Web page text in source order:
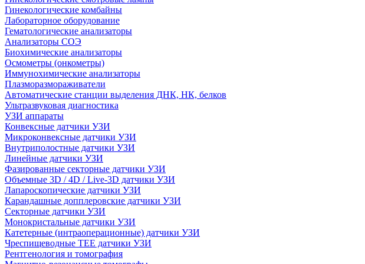
Гинекологические комбайны
Лабораторное оборудование
Гематологические анализаторы
Анализаторы СОЭ
Биохимические анализаторы
Осмометры (онкометры)
Иммунохимические анализаторы
Плазморазмораживатели
Автоматические станции выделения ДНК, НК, белков
Ультразвуковая диагностика
УЗИ аппараты
Конвексные датчики УЗИ
Микроконвексные датчики УЗИ
Внутриполостные датчики УЗИ
Линейные датчики УЗИ
Фазированные секторные датчики УЗИ
Объемные 3D / 4D / Live-3D датчики УЗИ
Лапароскопические датчики УЗИ
Карандашные допплеровские датчики УЗИ
Секторные датчики УЗИ
Монокристальные датчики УЗИ
Катетерные (интраоперационные) датчики УЗИ
Чреспищеводные TEE датчики УЗИ
Рентгенология и томография